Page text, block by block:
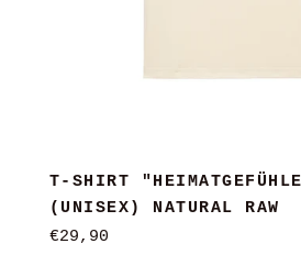
T-SHIRT
(UNISEX) NATURAL RAW
Normaler
€29,90